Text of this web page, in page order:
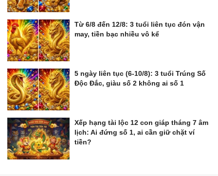
Từ 6/8 đến 12/8: 3 tuổi liên tục đón vận
may, tiền bạc nhiều vô kể
5 ngày liên tục (6-10/8): 3 tuổi Trúng Số
Độc Đắc, giàu số 2 không ai số 1
Xếp hạng tài lộc 12 con giáp tháng 7 âm
lịch: Ai đứng số 1, ai cần giữ chặt ví
tiền?